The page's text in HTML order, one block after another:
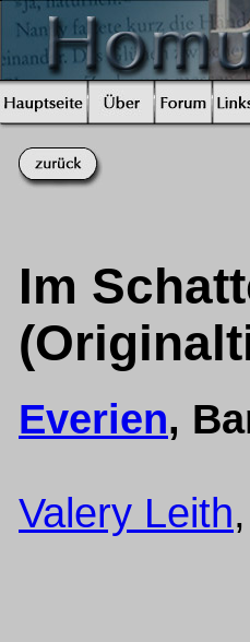
Im
Everien,
Valery Leith